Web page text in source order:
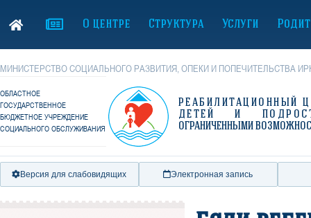
О центре Структура Услуги
МИНИСТЕРСТВО СОЦИАЛЬНОГО РАЗВИТИЯ, ОПЕКИ И ПОПЕЧИТЕЛЬСТВА
ОБЛАСТНОЕ
ГОСУДАРСТВЕННОЕ
БЮДЖЕТНОЕ УЧРЕЖДЕНИЕ
СОЦИАЛЬНОГО ОБСЛУЖИВАНИЯ
РЕАБИЛИТАЦИОННЫЙ
ДЕТЕЙ И
ОГРАНИЧЕННЫМИ
Версия для слабовидящих Электронная запись